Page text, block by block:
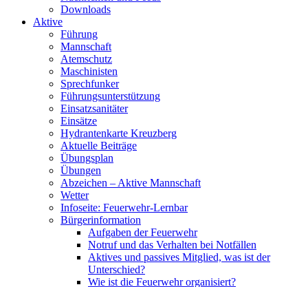
Downloads
Aktive
Führung
Mannschaft
Atemschutz
Maschinisten
Sprechfunker
Führungsunterstützung
Einsatzsanitäter
Einsätze
Hydrantenkarte Kreuzberg
Aktuelle Beiträge
Übungsplan
Übungen
Abzeichen – Aktive Mannschaft
Wetter
Infoseite: Feuerwehr-Lernbar
Bürgerinformation
Aufgaben der Feuerwehr
Notruf und das Verhalten bei Notfällen
Aktives und passives Mitglied, was ist der
Unterschied?
Wie ist die Feuerwehr organisiert?